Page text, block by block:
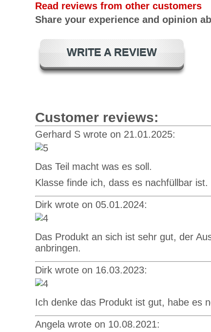
Read reviews from other customers
Share your experience and opinion
WRITE A REVIEW
Customer reviews:
Gerhard S wrote on 21.01.2025:
Das Teil macht was es soll.
Klasse finde ich, dass es nachfüllbar ist.
Dirk wrote on 05.01.2024:
Das Produkt an sich ist sehr gut, der
anbringen.
Dirk wrote on 16.03.2023:
Ich denke das Produkt ist gut, habe es
Angela wrote on 10.08.2021: